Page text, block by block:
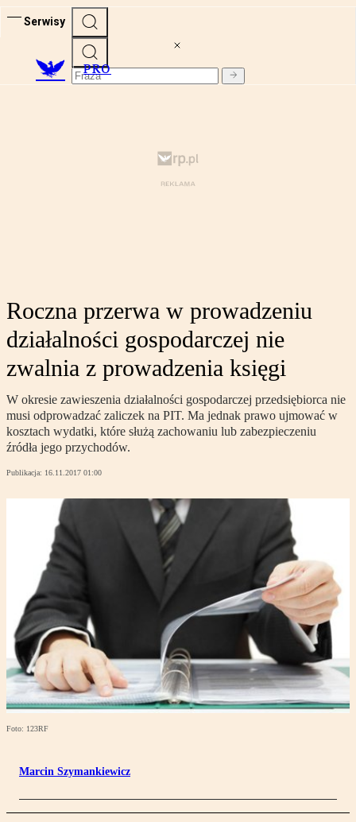
Serwisy
PRO
Roczna przerwa w prowadzeniu
działalności gospodarczej nie
zwalnia z prowadzenia księgi
W okresie zawieszenia działalności gospodarczej przedsiębiorca nie
musi odprowadzać zaliczek na PIT. Ma jednak prawo ujmować w
kosztach wydatki, które służą zachowaniu lub zabezpieczeniu
źródła jego przychodów.
Publikacja: 16.11.2017 01:00
Foto: 123RF
Marcin Szymankiewicz